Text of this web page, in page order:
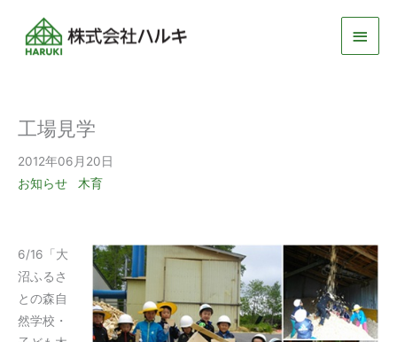
メ
工場見学
2012年06月20日
お知らせ
木育
6/16「大
沼ふるさ
との森自
然学校・